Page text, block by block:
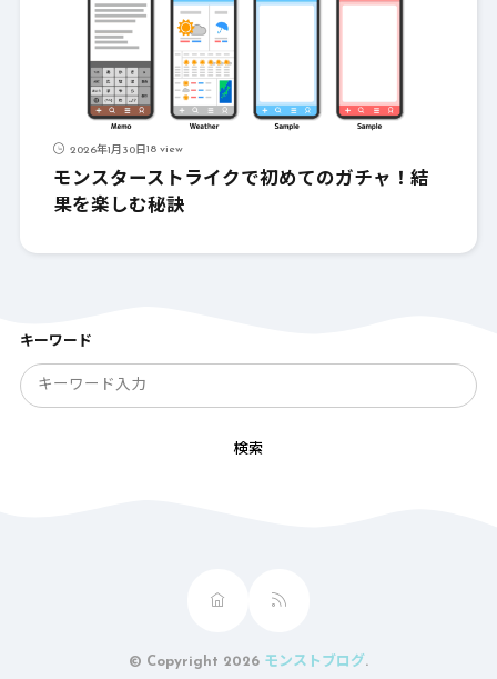
2026年1月30日18 view
モンスターストライクで初めてのガチャ！結
果を楽しむ秘訣
キーワード
検索
© Copyright 2026 モンストブログ .